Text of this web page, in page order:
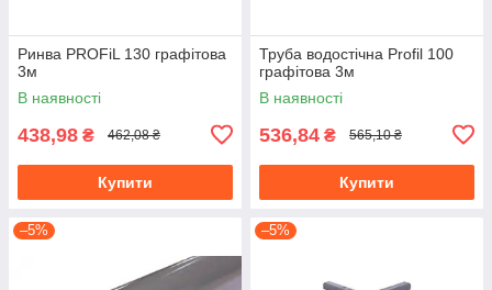
Ринва PROFiL 130 графітова
3м
В наявності
438,98 ₴ 462,08 ₴
Купити
Труба водостічна Profil 100
графітова 3м
В наявності
536,84 ₴ 565,10 ₴
Купити
–5% –5%